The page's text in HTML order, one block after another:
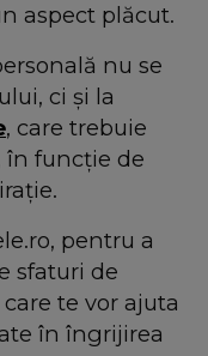
aspect plăcut.
nu se
ci și la
, care trebuie
în funcție de
pentru a
sfaturi de
te vor ajuta
în îngrijirea